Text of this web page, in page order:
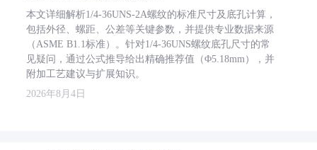
本文详细解析1/4-36UNS-2A螺纹的标准尺寸及底孔计算，
包括外径、螺距、公差等关键参数，并提供专业数据来源
（ASME B1.1标准）。针对1/4-36UNS螺纹底孔尺寸的常
见疑问，通过公式推导给出精确推荐值（Φ5.18mm），并
附加工艺建议与扩展知识。
2026年8月4日